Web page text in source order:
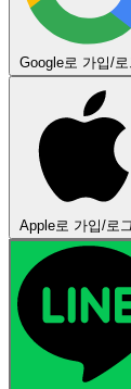
Google로 가입/로
Apple로 가입/로